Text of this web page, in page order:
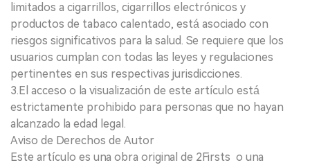
limitados a cigarrillos, cigarrillos electrónicos y
productos de tabaco calentado, está asociado con
riesgos significativos para la salud. Se requiere que los
usuarios cumplan con todas las leyes y regulaciones
pertinentes en sus respectivas jurisdicciones.
3.El acceso o la visualización de este artículo está
estrictamente prohibido para personas que no hayan
alcanzado la edad legal.
Aviso de Derechos de Autor
Este artículo es una obra original de 2Firsts o una